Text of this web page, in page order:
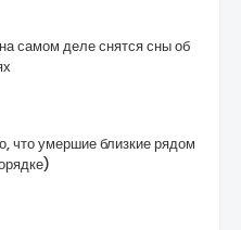
самом деле снятся сны об
что умершие близкие рядом